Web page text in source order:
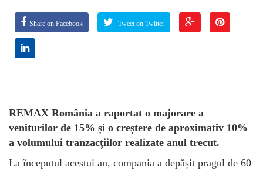
Share on Facebook Tweet on Twitter
REMAX România a raportat o majorare a
veniturilor de 15% și o creștere de aproximativ 10%
a volumului tranzacțiilor realizate anul trecut.
La începutul acestui an, compania a depășit pragul de 60